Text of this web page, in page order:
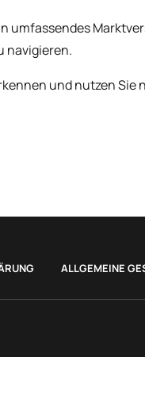
umfassendes
navigieren.
und nutzen Sie
ALLGEMEINE